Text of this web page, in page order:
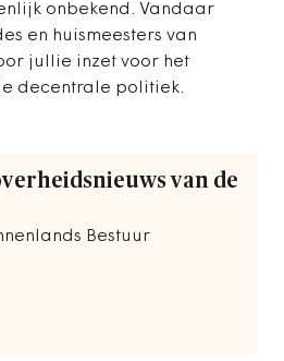
onbekend. Vandaar
en huismeesters van
jullie inzet voor het
decentrale politiek.
van de
Bestuur